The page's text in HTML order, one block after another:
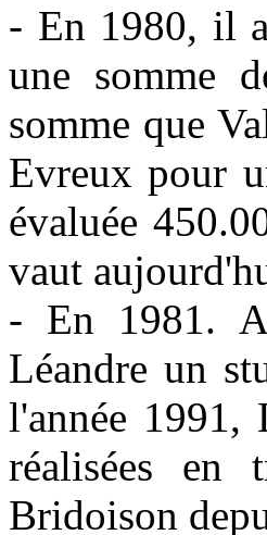
- En 1980, il
une somme
somme que
Evreux pour
évaluée
vaut
‑ En 1981.
Léandre un
l'année 1991,
réalisées en
Bridoison